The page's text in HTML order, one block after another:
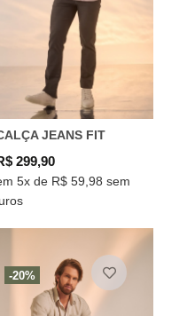
JEANS FIT
299,90
5x de R$ 59,98 sem
-20%